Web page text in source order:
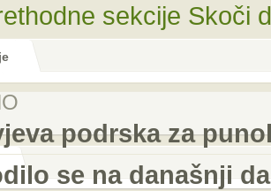
sekcije Skoči
podrska za
se na današnji